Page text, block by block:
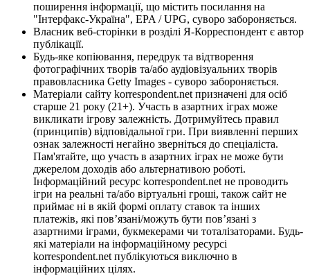
поширення інформації, що містить посилання на
"Інтерфакс-Україна", EPA / UPG, суворо забороняється.
Власник веб-сторінки в розділі Я-Корреспондент є автор
публікації.
Будь-яке копіювання, передрук та відтворення
фотографічних творів та/або аудіовізуальних творів
правовласника Getty Images - суворо забороняється.
Матеріали сайту korrespondent.net призначені для осіб
старше 21 року (21+). Участь в азартних іграх може
викликати ігрову залежність. Дотримуйтесь правил
(принципів) відповідальної гри. При виявленні перших
ознак залежності негайно зверніться до спеціаліста.
Пам'ятайте, що участь в азартних іграх не може бути
джерелом доходів або альтернативою роботі.
Інформаційний ресурс korrespondent.net не проводить
ігри на реальні та/або віртуальні гроші, також сайт не
приймає ні в якій формі оплату ставок та інших
платежів, які пов’язані/можуть бути пов’язані з
азартними іграми, букмекерами чи тоталізаторами. Будь-
які матеріали на інформаційному ресурсі
korrespondent.net публікуються виключно в
інформаційних цілях.